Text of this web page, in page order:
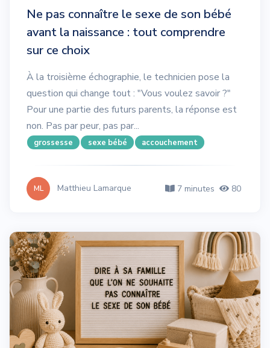
Ne pas connaître le sexe de son bébé
avant la naissance : tout comprendre
sur ce choix
À la troisième échographie, le technicien pose la
question qui change tout : "Vous voulez savoir ?"
Pour une partie des futurs parents, la réponse est
non. Pas par peur, pas par...
grossesse sexe bébé accouchement
ML Matthieu Lamarque 7 minutes 80